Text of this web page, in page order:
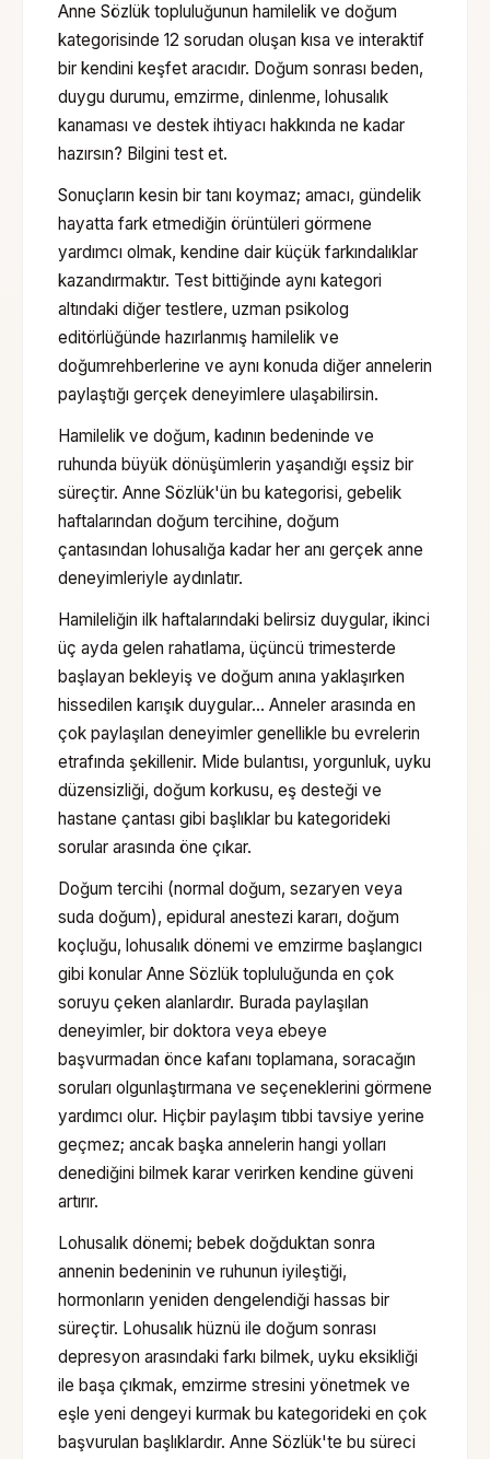
Anne Sözlük topluluğunun hamilelik ve doğum
kategorisinde 12 sorudan oluşan kısa ve interaktif
bir kendini keşfet aracıdır. Doğum sonrası beden,
duygu durumu, emzirme, dinlenme, lohusalık
kanaması ve destek ihtiyacı hakkında ne kadar
hazırsın? Bilgini test et.
Sonuçların kesin bir tanı koymaz; amacı, gündelik
hayatta fark etmediğin örüntüleri görmene
yardımcı olmak, kendine dair küçük farkındalıklar
kazandırmaktır. Test bittiğinde aynı kategori
altındaki diğer testlere, uzman psikolog
editörlüğünde hazırlanmış hamilelik ve
doğumrehberlerine ve aynı konuda diğer annelerin
paylaştığı gerçek deneyimlere ulaşabilirsin.
Hamilelik ve doğum, kadının bedeninde ve
ruhunda büyük dönüşümlerin yaşandığı eşsiz bir
süreçtir. Anne Sözlük'ün bu kategorisi, gebelik
haftalarından doğum tercihine, doğum
çantasından lohusalığa kadar her anı gerçek anne
deneyimleriyle aydınlatır.
Hamileliğin ilk haftalarındaki belirsiz duygular, ikinci
üç ayda gelen rahatlama, üçüncü trimesterde
başlayan bekleyiş ve doğum anına yaklaşırken
hissedilen karışık duygular… Anneler arasında en
çok paylaşılan deneyimler genellikle bu evrelerin
etrafında şekillenir. Mide bulantısı, yorgunluk, uyku
düzensizliği, doğum korkusu, eş desteği ve
hastane çantası gibi başlıklar bu kategorideki
sorular arasında öne çıkar.
Doğum tercihi (normal doğum, sezaryen veya
suda doğum), epidural anestezi kararı, doğum
koçluğu, lohusalık dönemi ve emzirme başlangıcı
gibi konular Anne Sözlük topluluğunda en çok
soruyu çeken alanlardır. Burada paylaşılan
deneyimler, bir doktora veya ebeye
başvurmadan önce kafanı toplamana, soracağın
soruları olgunlaştırmana ve seçeneklerini görmene
yardımcı olur. Hiçbir paylaşım tıbbi tavsiye yerine
geçmez; ancak başka annelerin hangi yolları
denediğini bilmek karar verirken kendine güveni
artırır.
Lohusalık dönemi; bebek doğduktan sonra
annenin bedeninin ve ruhunun iyileştiği,
hormonların yeniden dengelendiği hassas bir
süreçtir. Lohusalık hüznü ile doğum sonrası
depresyon arasındaki farkı bilmek, uyku eksikliği
ile başa çıkmak, emzirme stresini yönetmek ve
eşle yeni dengeyi kurmak bu kategorideki en çok
başvurulan başlıklardır. Anne Sözlük'te bu süreci